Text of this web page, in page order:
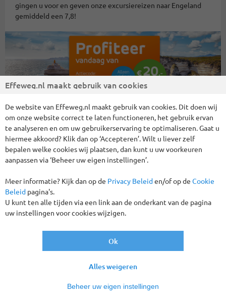
gingen u voor en geven onze excursiereizen naar Engeland
gemiddeld een 7,8!
Wij hebben 15 reizen gevonden
Bus-excursiereizen Engeland Alles wissen
Sorteren
Verder filteren
Tot € 50,- korting p.p.!
Effeweg.nl maakt gebruik van cookies
De website van Effeweg.nl maakt gebruik van cookies. Dit doen wij
om onze website correct te laten functioneren, het gebruik ervan
te analyseren en om uw gebruikerservaring te optimaliseren. Gaat u
hiermee akkoord? Klik dan op ‘Accepteren’. Wilt u liever zelf
bepalen welke cookies wij plaatsen, dan kunt u uw voorkeuren
aanpassen via ‘Beheer uw eigen instellingen’.
Meer informatie? Kijk dan op de Privacy Beleiden/of op de Cookie
Beleid pagina's.
U kunt ten alle tijden via een link aan de onderkant van de pagina
uw instellingen voor cookies wijzigen.
Beheer uw eigen instellingen
Alles weigeren
Ok